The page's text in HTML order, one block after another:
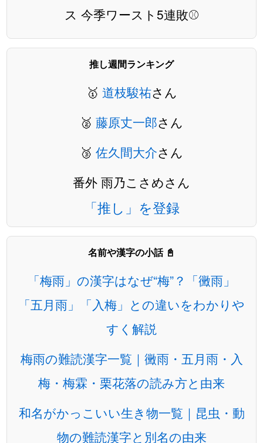
ス 今季ワースト5連敗⚾️
推し週間ランキング
🥇 道枝駿祐さん
🥈 藤原丈一郎さん
🥉 佐久間大介さん
番外 雨乃こさめさん
「推し」を登録
名前や漢字の小話 📓
「梅雨」の漢字はなぜ“梅”？「黴雨」
「五月雨」「入梅」との違いをわかりや
すく解説
梅雨の難読漢字一覧｜黴雨・五月雨・入
梅・梅霖・栗花落の読み方と由来
和名がかっこいい生き物一覧｜昆虫・動
物の難読漢字と別名の由来